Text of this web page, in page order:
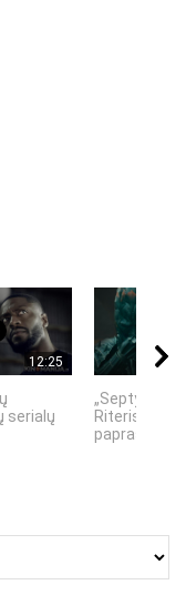
12:25
serialų
„Septynių
Riteris" – kai